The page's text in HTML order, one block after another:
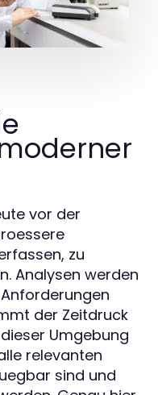
vor der
zu
Analysen werden
der Zeitdruck
Umgebung
relevanten
sind und